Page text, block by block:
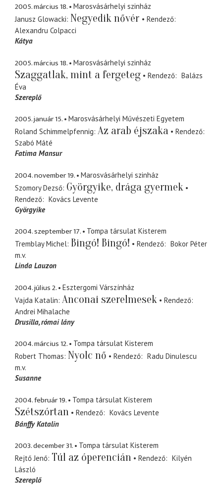
2005. március 18.
Marosvásárhelyi szinház
Janusz Glowacki Negyedik nővér
Rendező
Alexandru Colpacci
Kátya
2005. március 18. Marosvásárhelyi szinház
Szaggatlak, mint a fergeteg Rendező
Balázs
Éva
Szereplő
2005. január 15.
Marosvásárhelyi Művészeti Egyetem
Roland Schimmelpfennig Az arab éjszaka
Rendező
Szabó Máté
Fatima Mansur
2004. november 19.
Marosvásárhelyi szinház
Szomory Dezső Györgyike, drága gyermek
Rendező
Kovács Levente
Györgyike
2004. szeptember 17.
Tompa társulat Kisterem
Tremblay Michel Bingó! Bingó! Rendező
Bokor Péter
m.v.
Linda Lauzon
2004. július 2.
Esztergomi Várszínház
Vajda Katalin Anconai szerelmesek
Rendező
Andrei Mihalache
Drusilla római lány
2004. március 12.
Tompa társulat Kisterem
Robert Thomas Nyolc nő Rendező
Radu Dinulescu
m.v.
Susanne
2004. február 19. Tompa társulat Kisterem
Szétszórtan Rendező
Kovács Levente
Bánffy Katalin
2003. december 31.
Tompa társulat Kisterem
Rejtő Jenő Túl az óperencián Rendező
Kilyén
László
Szereplő